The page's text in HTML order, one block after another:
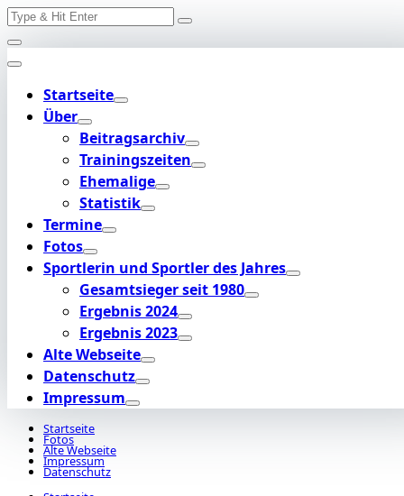
Skip
to
content
Search
Startseite
Über
Beitragsarchiv
Trainingszeiten
Ehemalige
Statistik
Termine
Fotos
Sportlerin und Sportler des Jahres
Gesamtsieger seit 1980
Ergebnis 2024
Ergebnis 2023
Alte Webseite
Datenschutz
Impressum
Startseite
Fotos
Alte Webseite
Impressum
Datenschutz